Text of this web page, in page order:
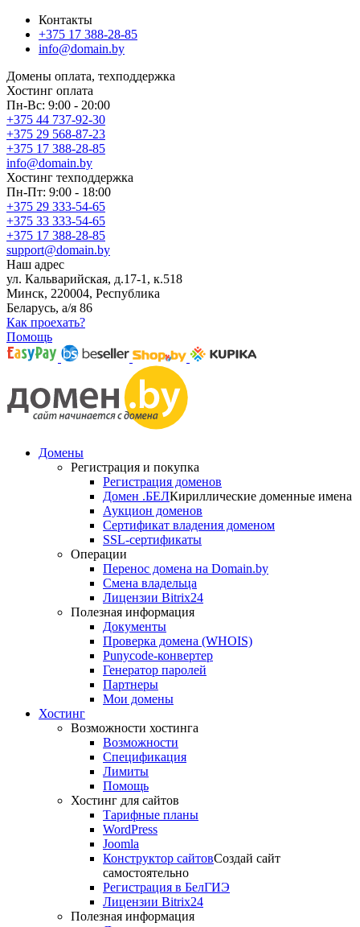
Контакты
+375 17 388-28-85
info@domain.by
Домены оплата, техподдержка
Хостинг оплата
Пн-Вс: 9:00 - 20:00
+375 44 737-92-30
+375 29 568-87-23
+375 17 388-28-85
info@domain.by
Хостинг техподдержка
Пн-Пт: 9:00 - 18:00
+375 29 333-54-65
+375 33 333-54-65
+375 17 388-28-85
support@domain.by
Наш адрес
ул. Кальварийская, д.17-1, к.518
Минск, 220004, Республика
Беларусь, а/я 86
Как проехать?
Помощь
Домены
Регистрация и покупка
Регистрация доменов
Домен .БЕЛКириллические доменные имена
Аукцион доменов
Сертификат владения доменом
SSL-сертификаты
Операции
Перенос домена на Domain.by
Смена владельца
Лицензии Bitrix24
Полезная информация
Документы
Проверка домена (WHOIS)
Punycode-конвертер
Генератор паролей
Партнеры
Мои домены
Хостинг
Возможности хостинга
Возможности
Спецификация
Лимиты
Помощь
Хостинг для сайтов
Тарифные планы
WordPress
Joomla
Конструктор сайтовСоздай сайт
самостоятельно
Регистрация в БелГИЭ
Лицензии Bitrix24
Полезная информация